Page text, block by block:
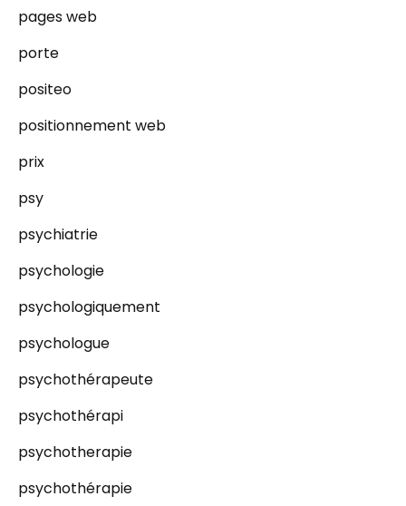
pages web
porte
positeo
positionnement web
prix
psy
psychiatrie
psychologie
psychologiquement
psychologue
psychothérapeute
psychothérapi
psychotherapie
psychothérapie